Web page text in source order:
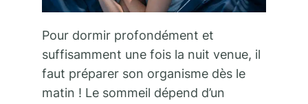
Pour dormir profondément et
suffisamment une fois la nuit venue, il
faut préparer son organisme dès le
matin ! Le sommeil dépend d’un